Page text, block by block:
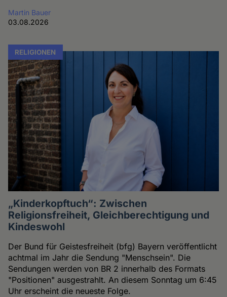
Martin Bauer
03.08.2026
RELIGIONEN
„Kinderkopftuch“: Zwischen
Religionsfreiheit, Gleichberechtigung und
Kindeswohl
Der Bund für Geistesfreiheit (bfg) Bayern veröffentlicht
achtmal im Jahr die Sendung "Menschsein". Die
Sendungen werden von BR 2 innerhalb des Formats
"Positionen" ausgestrahlt. An diesem Sonntag um 6:45
Uhr erscheint die neueste Folge.